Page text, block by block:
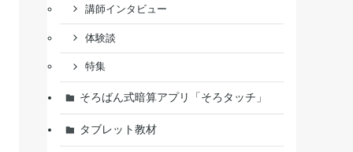
講師インタビュー
体験談
特集
そろばん式暗算アプリ「そろタッチ」
タブレット教材